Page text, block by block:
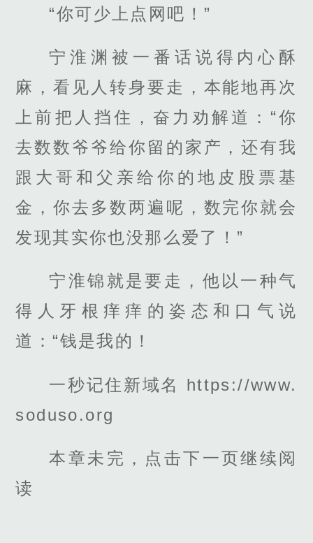
“你可少上点网吧！”
宁淮渊被一番话说得内心酥
麻，看见人转身要走，本能地再次
上前把人挡住，奋力劝解道：“你
去数数爷爷给你留的家产，还有我
跟大哥和父亲给你的地皮股票基
金，你去多数两遍呢，数完你就会
发现其实你也没那么爱了！”
宁淮锦就是要走，他以一种气
得人牙根痒痒的姿态和口气说
道：“钱是我的！
一秒记住新域名 https://www.
soduso.org
本章未完，点击下一页继续阅
读